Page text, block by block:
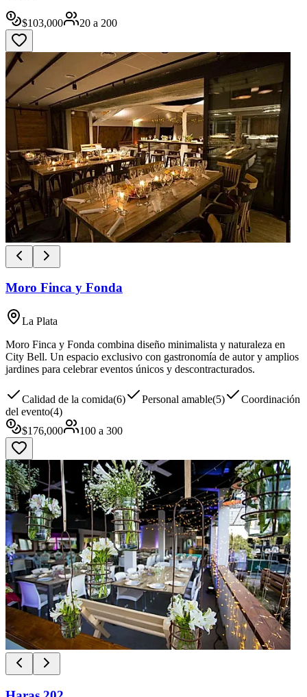
$103,000 20 a 200
Moro Finca y Fonda
La Plata
Moro Finca y Fonda combina diseño minimalista y naturaleza en
City Bell. Un espacio exclusivo con gastronomía de autor y amplios
jardines para celebrar eventos únicos y descontracturados.
Calidad de la comida(6) Personal amable(5)
Coordinación
del evento(4)
$176,000 100 a 300